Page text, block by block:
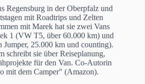
Regensburg in der Oberpfalz und
mit Roadtrips und Zelten
mit Marek hat sie zwei Vans
1 (VW T5, über 60.000 km) und
Jumper, 25.000 km und counting).
schreibt sie über Reiseplanung,
für den Van. Co-Autorin
mit dem Camper" (Amazon).